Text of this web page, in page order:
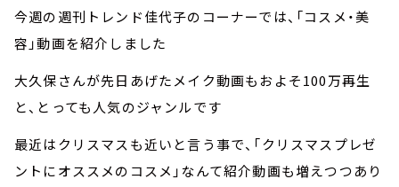
今週の週刊トレンド佳代子のコーナーでは、「コスメ・美
容」動画を紹介しました
大久保さんが先日あげたメイク動画もおよそ100万再生
と、とっても人気のジャンルです
最近はクリスマスも近いと言う事で、「クリスマスプレゼ
ントにオススメのコスメ」なんて紹介動画も増えつつあり